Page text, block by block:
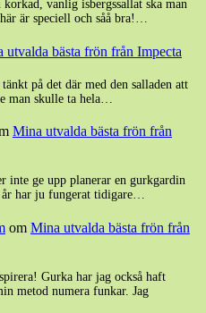
vanlig isbergssallat ska man
är speciell och såå bra!…
utvalda bästa frön från Impecta
på det där med den salladen att
man skulle ta hela…
Mina utvalda bästa frön från
inte ge upp planerar en gurkgardin
har ju fungerat tidigare…
om Mina utvalda bästa frön från
Gurka har jag också haft
metod numera funkar. Jag